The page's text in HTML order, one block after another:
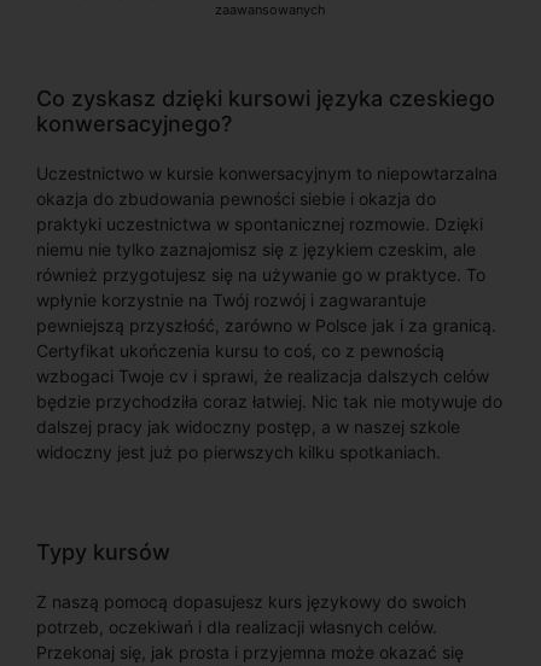
zaawansowanych
Co zyskasz dzięki kursowi języka czeskiego
konwersacyjnego?
Uczestnictwo w kursie konwersacyjnym to niepowtarzalna
okazja do zbudowania pewności siebie i okazja do
praktyki uczestnictwa w spontanicznej rozmowie. Dzięki
niemu nie tylko zaznajomisz się z językiem czeskim, ale
również przygotujesz się na używanie go w praktyce. To
wpłynie korzystnie na Twój rozwój i zagwarantuje
pewniejszą przyszłość, zarówno w Polsce jak i za granicą.
Certyfikat ukończenia kursu to coś, co z pewnością
wzbogaci Twoje cv i sprawi, że realizacja dalszych celów
będzie przychodziła coraz łatwiej. Nic tak nie motywuje do
dalszej pracy jak widoczny postęp, a w naszej szkole
widoczny jest już po pierwszych kilku spotkaniach.
Typy kursów
Z naszą pomocą dopasujesz kurs językowy do swoich
potrzeb, oczekiwań i dla realizacji własnych celów.
Przekonaj się, jak prosta i przyjemna może okazać się